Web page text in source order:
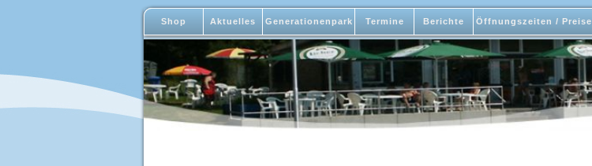
Shop Aktuelles Generationenpark Termine Berichte Öffnungszeiten / Preise